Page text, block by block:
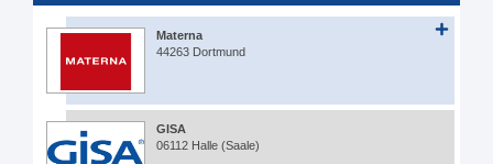
Materna
44263 Dortmund
GISA
06112 Halle (Saale)